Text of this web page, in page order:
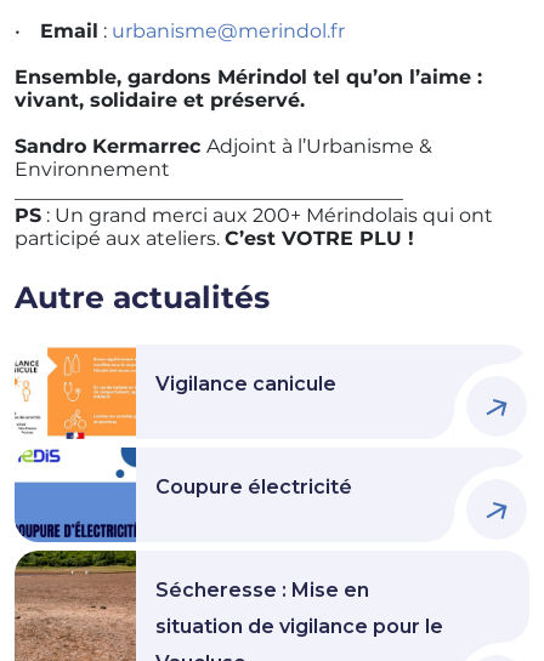
• Email : urbanisme@merindol.fr
Ensemble, gardons Mérindol tel qu’on l’aime :
vivant, solidaire et préservé.
Sandro Kermarrec Adjoint à l’Urbanisme &
Environnement
PS : Un grand merci aux 200+ Mérindolais qui ont
participé aux ateliers. C’est VOTRE PLU !
Autre actualités
Vigilance canicule
Coupure électricité
Sécheresse : Mise en
situation de vigilance pour le